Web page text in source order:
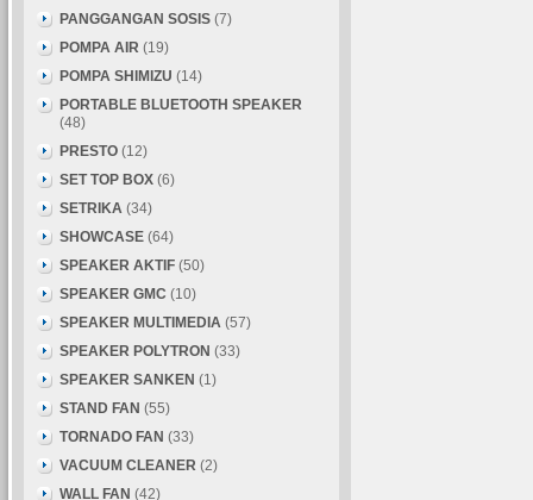
PANGGANGAN SOSIS (7)
POMPA AIR (19)
POMPA SHIMIZU (14)
PORTABLE BLUETOOTH SPEAKER
(48)
PRESTO (12)
SET TOP BOX (6)
SETRIKA (34)
SHOWCASE (64)
SPEAKER AKTIF (50)
SPEAKER GMC (10)
SPEAKER MULTIMEDIA (57)
SPEAKER POLYTRON (33)
SPEAKER SANKEN (1)
STAND FAN (55)
TORNADO FAN (33)
VACUUM CLEANER (2)
WALL FAN (42)